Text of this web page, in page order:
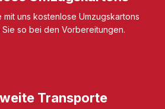
mit uns kostenlose Umzugskartons
so bei den Vorbereitungen.
Transporte